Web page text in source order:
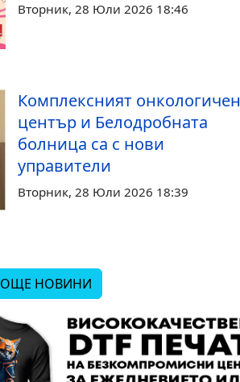
Вторник, 28 Юли 2026 18:46
Комплексният онкологичен
център и Белодробната
болница са с нови
управители
Вторник, 28 Юли 2026 18:39
ОЩЕ НОВИНИ